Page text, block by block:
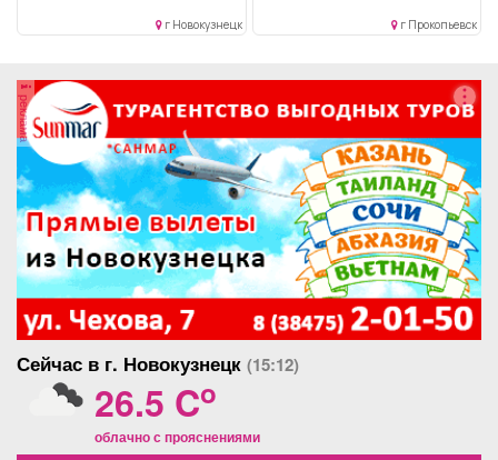
г Новокузнецк г Прокопьевск
реклама
Сейчас в г. Новокузнецк (15:12)
26.5 Co
облачно с прояснениями